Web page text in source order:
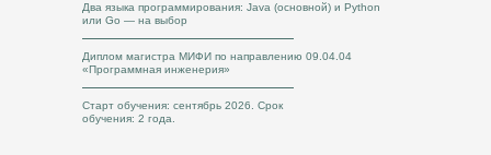
Два языка программирования: Java (основной) и Python
или Go — на выбор
Диплом магистра МИФИ по направлению 09.04.04
«Программная инженерия»
Старт обучения: сентябрь 2026. Срок
обучения: 2 года.